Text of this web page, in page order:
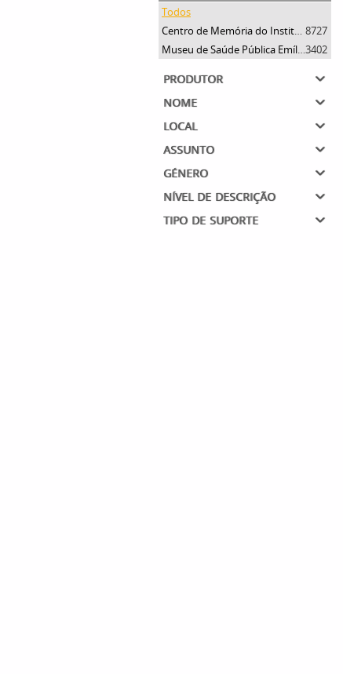
Todos
Centro de Memória do Instituto Butantan 8727
Museu de Saúde Pública Emílio Ribas3402
produtor
nome
local
assunto
género
nível de descrição
tipo de suporte